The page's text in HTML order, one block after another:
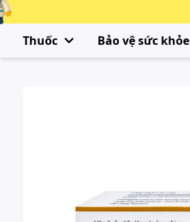
Thuốc Bảo vệ sức khỏe